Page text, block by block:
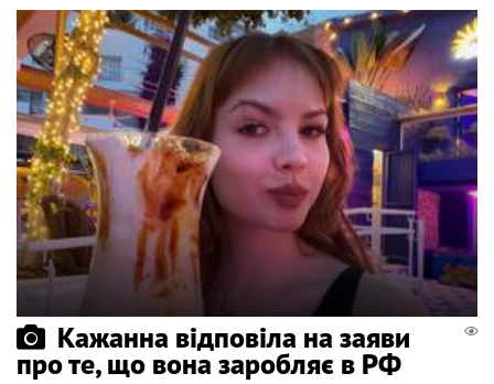
Кажанна відповіла на заяви
про те, що вона заробляє в РФ